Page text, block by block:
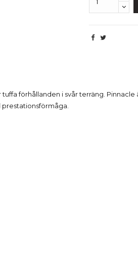
förhållanden i svår terräng.
prestationsförmåga.